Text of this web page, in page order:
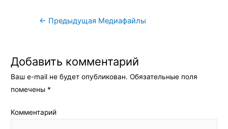
Навигация
← Предыдущая Медиафайлы
Добавить комментарий
Ваш e-mail не будет опубликован. Обязательные поля
помечены *
Комментарий